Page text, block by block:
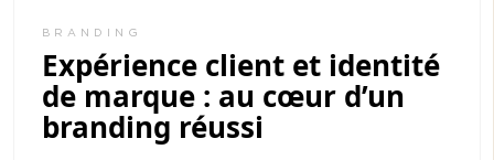
BRANDING
Expérience client et identité
de marque : au cœur d’un
branding réussi